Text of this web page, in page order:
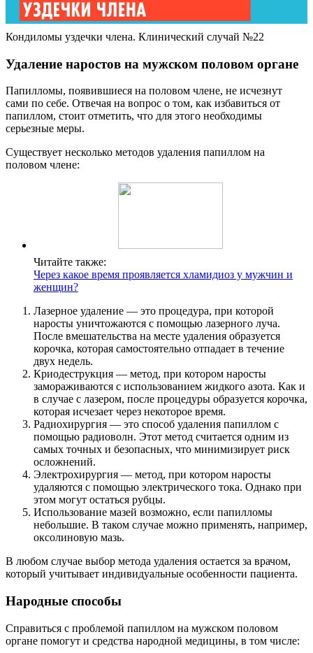
Кондиломы уздечки члена. Клинический случай №22
Удаление наростов на мужском половом органе
Папилломы, появившиеся на половом члене, не исчезнут
сами по себе. Отвечая на вопрос о том, как избавиться от
папиллом, стоит отметить, что для этого необходимы
серьезные меры.
Существует несколько методов удаления папиллом на
половом члене:
Читайте также:
Через какое время проявляется хламидиоз у мужчин и
женщин?
Лазерное удаление — это процедура, при которой
наросты уничтожаются с помощью лазерного луча.
После вмешательства на месте удаления образуется
корочка, которая самостоятельно отпадает в течение
двух недель.
Криодеструкция — метод, при котором наросты
замораживаются с использованием жидкого азота. Как и
в случае с лазером, после процедуры образуется корочка,
которая исчезает через некоторое время.
Радиохирургия — это способ удаления папиллом с
помощью радиоволн. Этот метод считается одним из
самых точных и безопасных, что минимизирует риск
осложнений.
Электрохирургия — метод, при котором наросты
удаляются с помощью электрического тока. Однако при
этом могут остаться рубцы.
Использование мазей возможно, если папилломы
небольшие. В таком случае можно применять, например,
оксолиновую мазь.
В любом случае выбор метода удаления остается за врачом,
который учитывает индивидуальные особенности пациента.
Народные способы
Справиться с проблемой папиллом на мужском половом
органе помогут и средства народной медицины, в том числе: